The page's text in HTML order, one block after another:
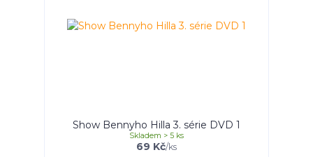
Show Bennyho Hilla 3. série DVD 1
69 Kč/ks
Skladem > 5 ks